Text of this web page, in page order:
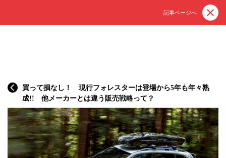
記事ページへ
買って損なし！ 現行フォレスターは登場から5年も年々熟
成!! 他メーカーとは違う販売戦略って？